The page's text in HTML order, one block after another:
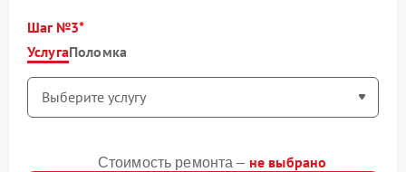
Шаг №3
УслугаПоломка
Стоимость ремонта – не выбрано